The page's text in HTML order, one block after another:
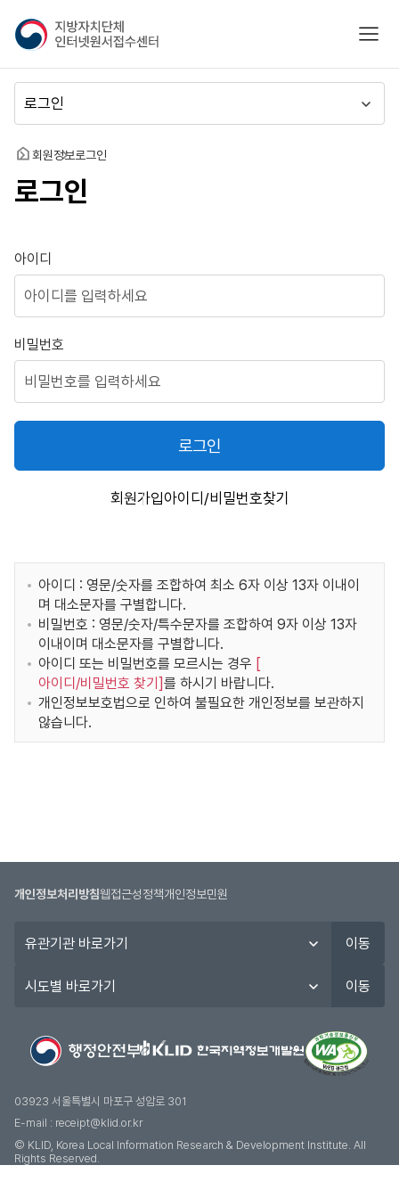
지
방
자
치
단
체
인
넷
접
수
센
모바
뉴
동
홈 회원정보로그인
로그인
로그인
아이디
비밀번호
로그인
회원가입아이디/비밀번호찾기
아이디 : 영문/숫자를 조합하여 최소 6자 이상 13자 이내이
며 대소문자를 구별합니다.
비밀번호 : 영문/숫자/특수문자를 조합하여 9자 이상 13자
이내이며 대소문자를 구별합니다.
아이디 또는 비밀번호를 모르시는 경우 [
아이디/비밀번호 찾기 ]를 하시기 바랍니다.
개인정보보호법으로 인하여 불필요한 개인정보를 보관하지
않습니다.
개인정보처리방침웹접근성정책개인정보민원
관
이동
도
기
이동
03923 서울특별시 마포구 성암로 301
E-mail : receipt@klid.or.kr
© KLID, Korea Local Information Research & Development Institute. AII
Rights Reserved.